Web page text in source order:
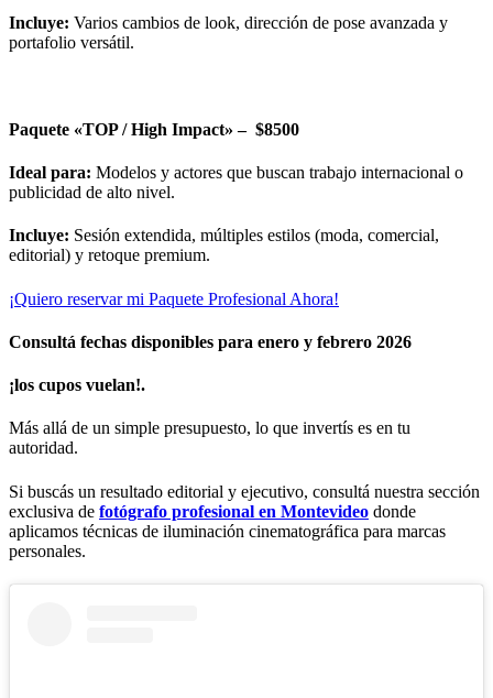
Incluye: Varios cambios de look, dirección de pose avanzada y
portafolio versátil.
Paquete «TOP / High Impact» – $8500
Ideal para: Modelos y actores que buscan trabajo internacional o
publicidad de alto nivel.
Incluye: Sesión extendida, múltiples estilos (moda, comercial,
editorial) y retoque premium.
¡Quiero reservar mi Paquete Profesional Ahora!
Consultá fechas disponibles para enero y febrero 2026
¡los cupos vuelan!.
Más allá de un simple presupuesto, lo que invertís es en tu
autoridad.
Si buscás un resultado editorial y ejecutivo, consultá nuestra sección
exclusiva de fotógrafo profesional en Montevideo donde
aplicamos técnicas de iluminación cinematográfica para marcas
personales.